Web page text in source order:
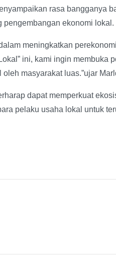
rasa bangganya
pengembangan ekonomi lokal.
meningkatkan
ini, kami ingin membuka
masyarakat luas.”ujar
dapat memperkuat
pelaku usaha lokal untuk